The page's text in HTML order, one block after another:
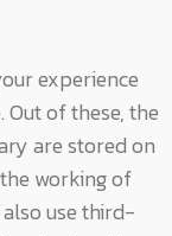
experience
Out of these, the
are stored on
working of
use third-